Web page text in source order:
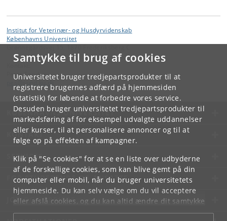
Samtykke til brug af cookies
Universitetet bruger tredjepartsprodukter til at
registrere brugernes adfærd på hjemmesiden
(statistik) for løbende at forbedre vores service.
Desuden bruger universitetet tredjepartsprodukter til
markedsføring af for eksempel udvalgte uddannelser
eller kurser, til at personalisere annoncer og til at
følge op på effekten af kampagner.
Klik på "Se cookies" for at se en liste over udbyderne
af de forskellige cookies, som kan blive gemt på din
computer eller mobil, når du bruger universitetets
hjemmeside. Du kan selv vælge om du vil acceptere
eller afslå cookies, og du kan altid ændre dit samtykke
underCookie- og privatlivspolitiksom du finder i
Institut for Veterinær- og Husdyrvidenskab
Københavns Universitet
Peter Sandøe
KØBENHAVNS UNIVERSITET
KONTAKT
SERVICES
FOR STUDERENDE OG ANSATTE
JOB OG KARRIERE